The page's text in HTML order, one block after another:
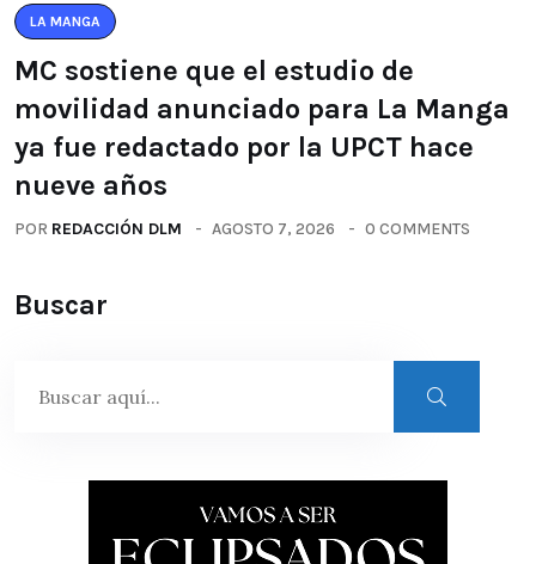
LA MANGA
MC sostiene que el estudio de
movilidad anunciado para La Manga
ya fue redactado por la UPCT hace
nueve años
POR REDACCIÓN DLM AGOSTO 7, 2026 0 COMMENTS
Buscar